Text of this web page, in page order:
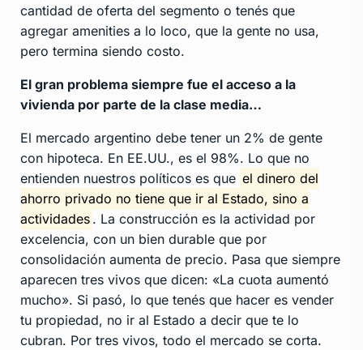
cantidad de oferta del segmento o tenés que
agregar amenities a lo loco, que la gente no usa,
pero termina siendo costo.
El gran problema siempre fue el acceso a la
vivienda por parte de la clase media…
El mercado argentino debe tener un 2% de gente
con hipoteca. En EE.UU., es el 98%. Lo que no
entienden nuestros políticos es que el dinero del
ahorro privado no tiene que ir al Estado, sino a
actividades . La construcción es la actividad por
excelencia, con un bien durable que por
consolidación aumenta de precio. Pasa que siempre
aparecen tres vivos que dicen: «La cuota aumentó
mucho». Si pasó, lo que tenés que hacer es vender
tu propiedad, no ir al Estado a decir que te lo
cubran. Por tres vivos, todo el mercado se corta.